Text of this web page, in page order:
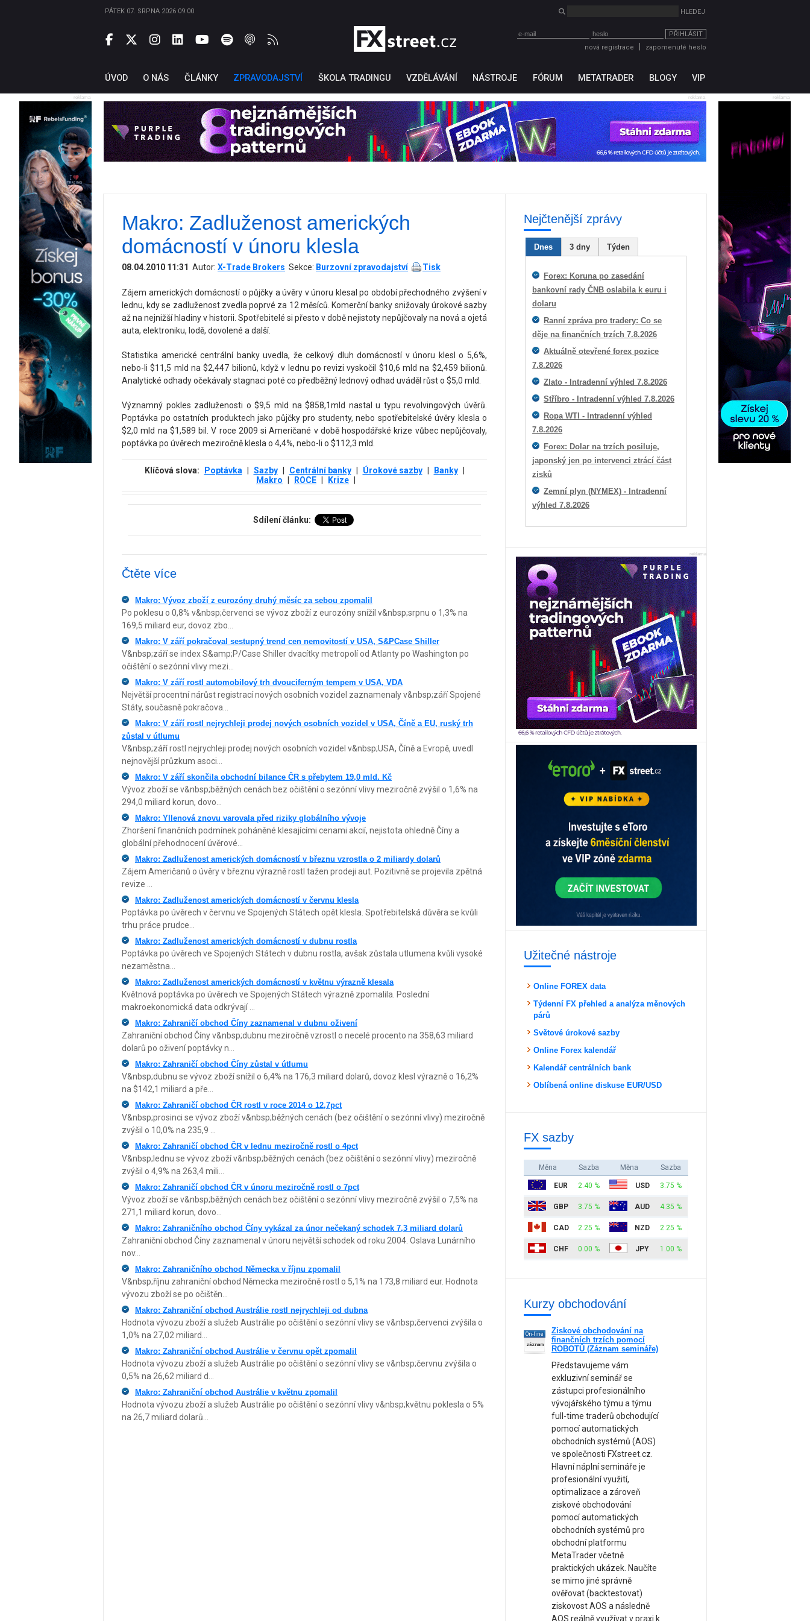
PÁTEK 07. SRPNA 2026 09:00
PŘIHLÁSIT
nová registrace
zapomenuté heslo
ÚVOD O NÁS ČLÁNKY ZPRAVODAJSTVÍ ŠKOLA TRADINGU VZDĚLÁVÁNÍ NÁSTROJE FÓRUM METATRADER BLOGY VIP
reklama reklama
reklama
Ticker Tapeby TradingView
Makro: Zadluženost amerických
domácností v únoru klesla
08.04.2010 11:31 Autor: X-Trade Brokers Sekce: Burzovní zpravodajství Tisk
Zájem amerických domácností o půjčky a úvěry v únoru klesal po období přechodného zvýšení v
lednu, kdy se zadluženost zvedla poprvé za 12 měsíců. Komerční banky snižovaly úrokové sazby
až na nejnižší hladiny v historii. Spotřebitelé si přesto v době nejistoty nepůjčovaly na nová a ojetá
auta, elektroniku, lodě, dovolené a další.
Statistika americké centrální banky uvedla, že celkový dluh domácností v únoru klesl o 5,6%,
nebo-li $11,5 mld na $2,447 bilionů, když v lednu po revizi vyskočil $10,6 mld na $2,459 bilionů.
Analytické odhady očekávaly stagnaci poté co předběžný lednový odhad uváděl růst o $5,0 mld.
Významný pokles zadluženosti o $9,5 mld na $858,1mld nastal u typu revolvingových úvěrů.
Poptávka po ostatních produktech jako půjčky pro studenty, nebo spotřebitelské úvěry klesla o
$2,0 mld na $1,589 bil. V roce 2009 si Američané v době hospodářské krize vůbec nepůjčovaly,
poptávka po úvěrech meziročně klesla o 4,4%, nebo-li o $112,3 mld.
Klíčová slova: Poptávka Sazby Centrální banky Úrokové sazby Banky
Makro
ROCE Krize
Sdílení článku:
Čtěte více
Makro: Vývoz zboží z eurozóny druhý měsíc za sebou zpomalil
Po poklesu o 0,8% v&nbsp;červenci se vývoz zboží z eurozóny snížil v&nbsp;srpnu o 1,3% na
169,5 miliard eur, dovoz zbo...
Makro: V září pokračoval sestupný trend cen nemovitostí v USA, S&PCase Shiller
V&nbsp;září se index S&amp;P/Case Shiller dvacítky metropolí od Atlanty po Washington po
očištění o sezónní vlivy mezi...
Makro: V září rostl automobilový trh dvouciferným tempem v USA, VDA
Největší procentní nárůst registrací nových osobních vozidel zaznamenaly v&nbsp;září Spojené
Státy, současně pokračova...
Makro: V září rostl nejrychleji prodej nových osobních vozidel v USA, Číně a EU, ruský trh
zůstal v útlumu
V&nbsp;září rostl nejrychleji prodej nových osobních vozidel v&nbsp;USA, Číně a Evropě, uvedl
nejnovější průzkum asoci...
Makro: V září skončila obchodní bilance ČR s přebytem 19,0 mld. Kč
Vývoz zboží se v&nbsp;běžných cenách bez očištění o sezónní vlivy meziročně zvýšil o 1,6% na
294,0 miliard korun, dovo...
Makro: Yllenová znovu varovala před riziky globálního vývoje
Zhoršení finančních podmínek poháněné klesajícími cenami akcií, nejistota ohledně Číny a
globální přehodnocení úvěrové...
Makro: Zadluženost amerických domácností v březnu vzrostla o 2 miliardy dolarů
Zájem Američanů o úvěry v březnu výrazně rostl tažen prodeji aut. Pozitivně se projevila zpětná
revize ...
Makro: Zadluženost amerických domácností v červnu klesla
Poptávka po úvěrech v červnu ve Spojených Státech opět klesla. Spotřebitelská důvěra se kvůli
trhu práce prudce...
Makro: Zadluženost amerických domácností v dubnu rostla
Poptávka po úvěrech ve Spojených Státech v dubnu rostla, avšak zůstala utlumena kvůli vysoké
nezaměstna...
Makro: Zadluženost amerických domácností v květnu výrazně klesala
Květnová poptávka po úvěrech ve Spojených Státech výrazně zpomalila. Poslední
makroekonomická data odkrývají ...
Makro: Zahraničí obchod Číny zaznamenal v dubnu oživení
Zahraniční obchod Číny v&nbsp;dubnu meziročně vzrostl o necelé procento na 358,63 miliard
dolarů po oživení poptávky n...
Makro: Zahraničí obchod Číny zůstal v útlumu
V&nbsp;dubnu se vývoz zboží snížil o 6,4% na 176,3 miliard dolarů, dovoz klesl výrazně o 16,2%
na $142,1 miliard a pře...
Makro: Zahraničí obchod ČR rostl v roce 2014 o 12,7pct
V&nbsp;prosinci se vývoz zboží v&nbsp;běžných cenách (bez očištění o sezónní vlivy) meziročně
zvýšil o 10,0% na 235,9 ...
Makro: Zahraničí obchod ČR v lednu meziročně rostl o 4pct
V&nbsp;lednu se vývoz zboží v&nbsp;běžných cenách (bez očištění o sezónní vlivy) meziročně
zvýšil o 4,9% na 263,4 mili...
Makro: Zahraničí obchod ČR v únoru meziročně rostl o 7pct
Vývoz zboží se v&nbsp;běžných cenách bez očištění o sezónní vlivy meziročně zvýšil o 7,5% na
271,1 miliard korun, dovo...
Makro: Zahraničního obchod Číny vykázal za únor nečekaný schodek 7,3 miliard dolarů
Zahraniční obchod Číny zaznamenal v únoru největší schodek od roku 2004. Oslava Lunárního
nov...
Makro: Zahraničního obchod Německa v říjnu zpomalil
V&nbsp;říjnu zahraniční obchod Německa meziročně rostl o 5,1% na 173,8 miliard eur. Hodnota
vývozu zboží se po očištěn...
Makro: Zahraniční obchod Austrálie rostl nejrychleji od dubna
Hodnota vývozu zboží a služeb Austrálie po očištění o sezónní vlivy se v&nbsp;červenci zvýšila o
1,0% na 27,02 miliard...
Makro: Zahraniční obchod Austrálie v červnu opět zpomalil
Hodnota vývozu zboží a služeb Austrálie po očištění o sezónní vlivy se v&nbsp;červnu zvýšila o
0,5% na 26,62 miliard d...
Makro: Zahraniční obchod Austrálie v květnu zpomalil
Hodnota vývozu zboží a služeb Austrálie po očištění o sezónní vlivy v&nbsp;květnu poklesla o 5%
na 26,7 miliard dolarů...
Nejčtenější zprávy
Dnes 3 dny Týden
Forex: Koruna po zasedání
bankovní rady ČNB oslabila k euru i
dolaru
Ranní zpráva pro tradery: Co se
děje na finančních trzích 7.8.2026
Aktuálně otevřené forex pozice
7.8.2026
Zlato - Intradenní výhled 7.8.2026
Stříbro - Intradenní výhled 7.8.2026
Ropa WTI - Intradenní výhled
7.8.2026
Forex: Dolar na trzích posiluje,
japonský jen po intervenci ztrácí část
zisků
Zemní plyn (NYMEX) - Intradenní
výhled 7.8.2026
reklama
Užitečné nástroje
Online FOREX data
Týdenní FX přehled a analýza měnových
párů
Světové úrokové sazby
Online Forex kalendář
Kalendář centrálních bank
Oblíbená online diskuse EUR/USD
FX sazby
Měna Sazba Měna Sazba
EUR 2.40 % USD 3.75 %
GBP 3.75 % AUD 4.35 %
CAD 2.25 % NZD 2.25 %
CHF 0.00 % JPY 1.00 %
Kurzy obchodování
On-line
záznam
Ziskové obchodování na
finančních trzích pomocí
ROBOTŮ (Záznam semináře)
Představujeme vám
exkluzivní seminář se
zástupci profesionálního
vývojářského týmu a týmu
full-time traderů obchodující
pomocí automatických
obchodních systémů (AOS)
ve společnosti FXstreet.cz.
Hlavní náplní semináře je
profesionální využití,
optimalizace a zároveň
ziskové obchodování
pomocí automatických
obchodních systémů pro
obchodní platformu
MetaTrader včetně
praktických ukázek. Naučíte
se mimo jiné správně
ověřovat (backtestovat)
ziskovost AOS a následně
AOS reálně využívat v praxi k